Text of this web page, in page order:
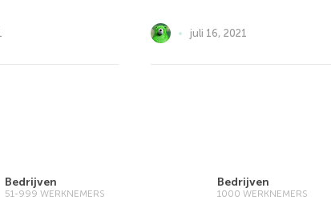
juli 16, 2021
Bedrijven
51-999 WERKNEMERS
Bedrijven
1000 WERKNEMERS